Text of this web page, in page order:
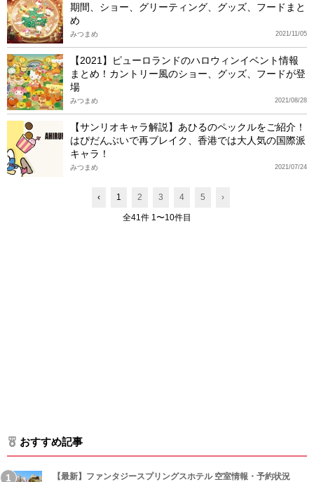
期間、ショー、グリーティング、グッズ、フードまと
め
2021/11/05
みつまめ
【2021】ピューロランドのハロウィンイベント情報
まとめ！カントリー風のショー、グッズ、フードが登
場
2021/08/28
みつまめ
【サンリオキャラ解説】あひるのペックルをご紹介！
はぴだんぶいで再ブレイク、香港では大人気の国際派
キャラ！
2021/07/24
みつまめ
‹ 1 2 3 4 5 ›
全41件 1〜10件目
おすすめ記事
【最新】ファンタジースプリングスホテル 空室情報・予約状況